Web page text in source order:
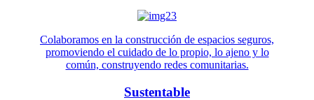
Colaboramos en la construcción de espacios seguros,
promoviendo el cuidado de lo propio, lo ajeno y lo
común, construyendo redes comunitarias.
Sustentable